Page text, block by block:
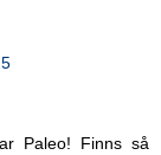
Paleo! Finns så